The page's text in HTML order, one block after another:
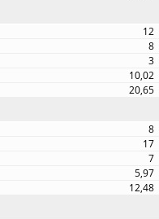
12
8
3
10,02
20,65
8
17
7
5,97
12,48